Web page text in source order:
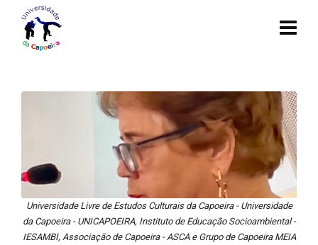
Universidade Livre de Estudos Culturais da Capoeira - Universidade
da Capoeira - UNICAPOEIRA, Instituto de Educação Socioambiental -
IESAMBI, Associação de Capoeira - ASCA e Grupo de Capoeira MEIA